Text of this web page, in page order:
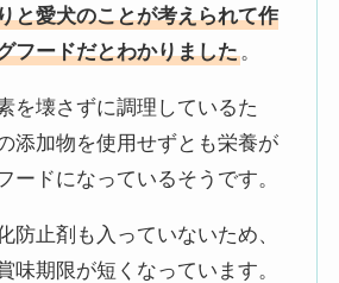
と愛犬のことが考えられて作
フードだとわかりました 。
を壊さずに調理しているた
添加物を使用せずとも栄養が
ードになっているそうです。
防止剤も入っていないため、
味期限が短くなっています。